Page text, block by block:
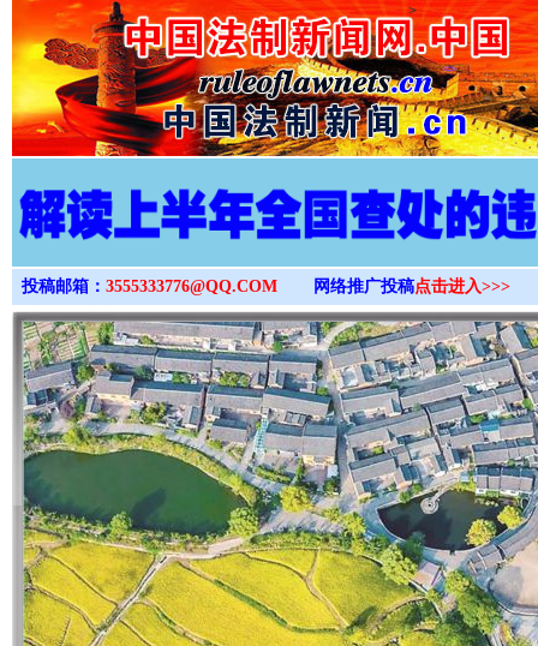
>
投稿邮箱： 3555333776@QQ.COM 网络推广投稿点击进入>>>